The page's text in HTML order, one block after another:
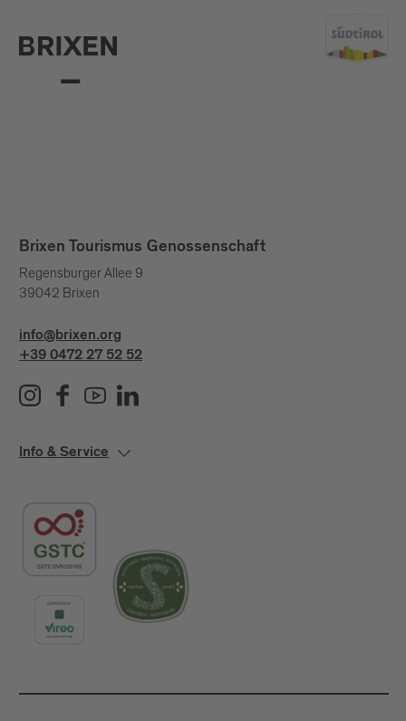
Brixen Tourismus Genossenschaft
Regensburger Allee 9
39042 Brixen
info@brixen.org
+39 0472 27 52 52
Info & Service